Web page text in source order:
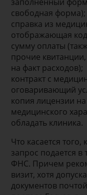
свободная форма);
справка из
отображающая код
сумму оплаты
прочие
на факт расходов);
контракт с
оговаривающий
копия лицензии
медицинского
обладать клиника.
Что касается
запрос подается
ФНС. Причем
визит, хотя
документов